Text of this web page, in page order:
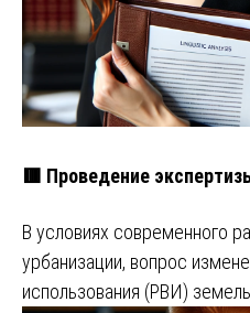
🟥 Проведение
В условиях современного
урбанизации, вопрос
использования (РВИ) земель